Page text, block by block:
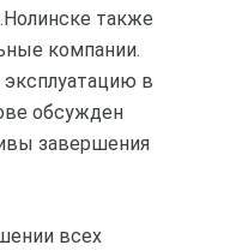
также
компании.
в
обсужден
завершения
всех